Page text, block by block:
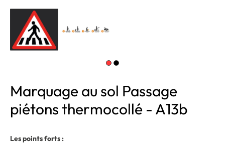
Marquage au sol Passage
piétons thermocollé - A13b
Les points forts :